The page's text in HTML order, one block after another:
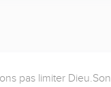
pas limiter